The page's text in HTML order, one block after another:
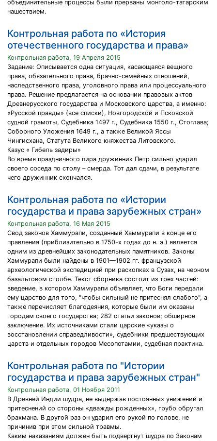
объединительные процессы были прерваны монголо-татарским
нашествием.
Контрольная работа по «История
отечественного государства и права»
Контрольная работа, 19 Апреля 2015
Задание: Описывается одна ситуация, касающаяся вещного
права, обязательного права, брачно-семейных отношений,
наследственного права, уголовного права или процессуального
права. Решение предлагается на основании правовых актов
Древнерусского государства и Московского царства, а именно:
«Русской правды» (все списки), Новгородской и Псковской
судной грамоты, Судебника 1497 г., Судебника 1550 г., Стоглава;
Соборного Уложения 1649 г., а также Великой Яссы
Чингисхана, Статута Великого княжества Литовского.
Казус « Гибель задиры»
Во время праздничного пира дружинник Петр сильно ударил
своего соседа по столу – смерда. Тот дал сдачи, в результате
чего дружинник скончался.
Контрольная работа по «Истории
государства и права зарубежных стран»
Контрольная работа, 16 Мая 2015
Свод законов Хаммурапи, созданный Хаммурапи в конце его
правления (приблизительно в 1750-х годах до н. э.) является
одним из древнейших законодательных памятников. Законы
Хаммурапи были найдены в 1901—1902 гг. французской
археологической экспедицией при раскопках в Сузах, на черном
базальтовом столбе. Текст сборника состоит из трех частей:
введение, в котором Хаммурапи объявляет, что Боги передали
ему царство для того, "чтобы сильный не притеснял слабого", а
также перечисляет благодеяния, которые были им оказаны
городам своего государства; 282 статьи законов; обширное
заключение. Их источниками стали царские «указы о
восстановлении справедливости», судебники предшествующих
царств и отдельных городов Месопотамии, судебная практика.
Контрольная работа по "Истории
государства и права зарубежных стран"
Контрольная работа, 01 Ноября 2011
В Древней Индии шудра, не выдержав постоянных унижений и
притеснений со стороны «дважды рожденных», грубо обругал
брахмана. В другой раз он ударил его рукой по голове, не
причинив при этом сильной травмы.
Каким наказаниям должен быть подвергнут шудра по Законам